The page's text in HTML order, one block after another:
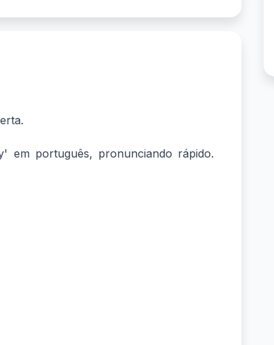
em português, pronunciando rápido.